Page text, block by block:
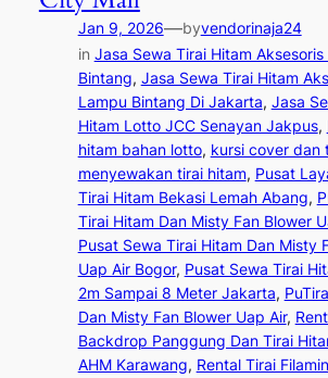
Jan 9, 2026—byvendorinaja24
in Jasa Sewa Tirai Hitam Aksesoris
Bintang, Jasa Sewa Tirai Hitam
Lampu Bintang Di Jakarta, Jasa
Hitam Lotto JCC Senayan Jakpus,
hitam bahan lotto, kursi cover dan
menyewakan tirai hitam, Pusat
Tirai Hitam Bekasi Lemah Abang,
Tirai Hitam Dan Misty Fan Blower
Pusat Sewa Tirai Hitam Dan Misty
Uap Air Bogor, Pusat Sewa Tirai
2m Sampai 8 Meter Jakarta,
Dan Misty Fan Blower Uap Air,
Backdrop Panggung Dan Tirai
AHM Karawang, Rental Tirai